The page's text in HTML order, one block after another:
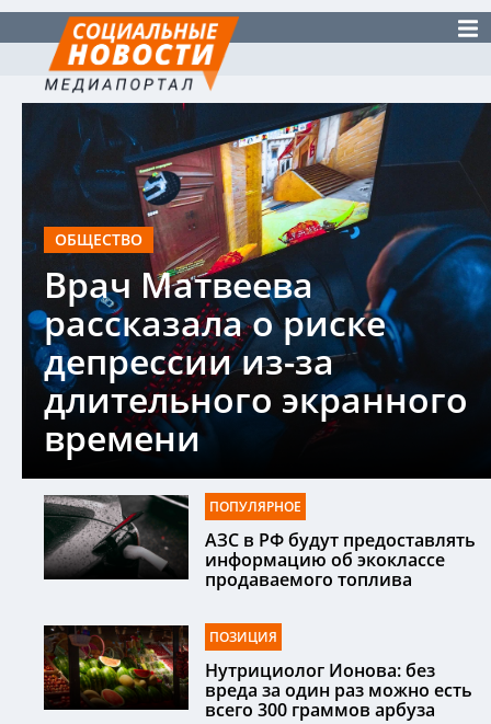
ОБЩЕСТВО
Врач Матвеева
рассказала о риске
депрессии из-за
длительного экранного
времени
ПОПУЛЯРНОЕ
АЗС в РФ будут предоставлять
информацию об экоклассе
продаваемого топлива
ПОЗИЦИЯ
Нутрициолог Ионова: без
вреда за один раз можно есть
всего 300 граммов арбуза